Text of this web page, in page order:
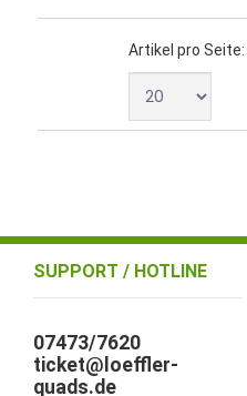
Artikel pro Seite:
SUPPORT / HOTLINE
07473/7620
ticket@loeffler-
quads.de